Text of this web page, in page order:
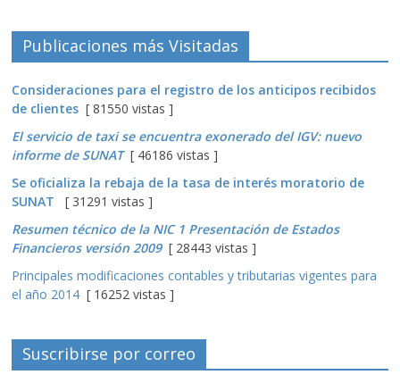
Publicaciones más Visitadas
Consideraciones para el registro de los anticipos recibidos
de clientes [ 81550 vistas ]
El servicio de taxi se encuentra exonerado del IGV: nuevo
informe de SUNAT[ 46186 vistas ]
Se oficializa la rebaja de la tasa de interés moratorio de
SUNAT
[ 31291 vistas ]
Resumen técnico de la NIC 1 Presentación de Estados
Financieros versión 2009[ 28443 vistas ]
Principales modificaciones contables y tributarias vigentes para
el año 2014 [ 16252 vistas ]
Suscribirse por correo